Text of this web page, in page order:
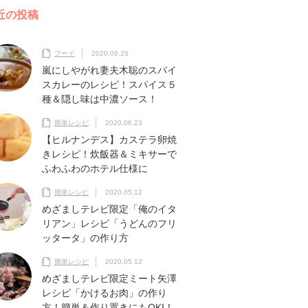
の投稿
フード 2020.09.26
嵐にしやがれ妻夫木聡のスパイ
スカレーのレシピ！スパイス５
種＆隠し味は中濃ソース！
簡単レシピ 2020.06.23
【ヒルナンデス】カステラ卵焼
きレシピ！炊飯器＆ミキサーで
ふわふわのホテル仕様に
簡単レシピ 2020.05.12
めざましテレビ限定「俺のイタ
リアン」レシピ「うどんのフリ
ッタータ」の作り方
簡単レシピ 2020.05.12
めざましテレビ限定ミート矢澤
レシピ「かけるお肉」の作り